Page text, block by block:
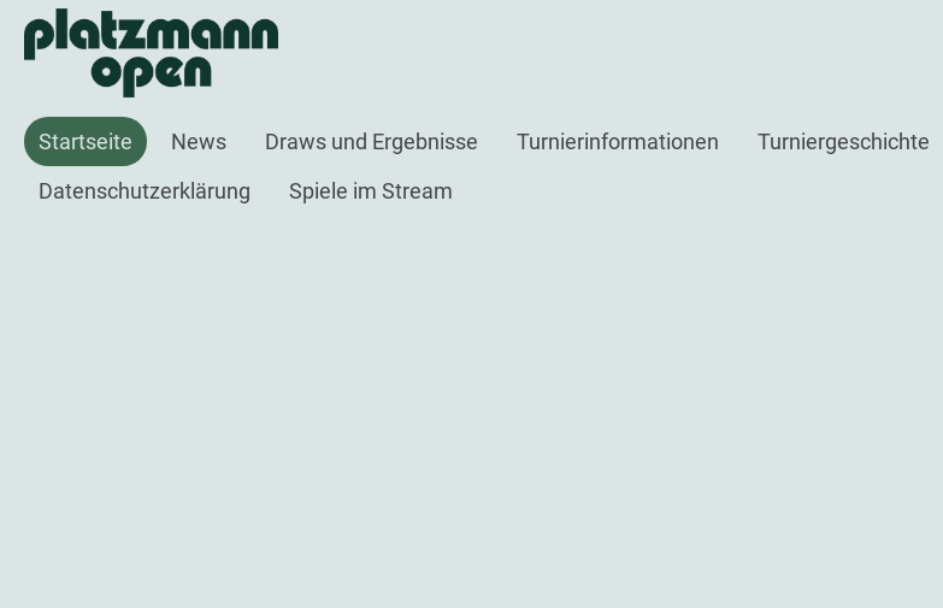
Startseite News Draws und Ergebnisse Turnierinformationen Turniergeschichte
Datenschutzerklärung
Spiele im Stream